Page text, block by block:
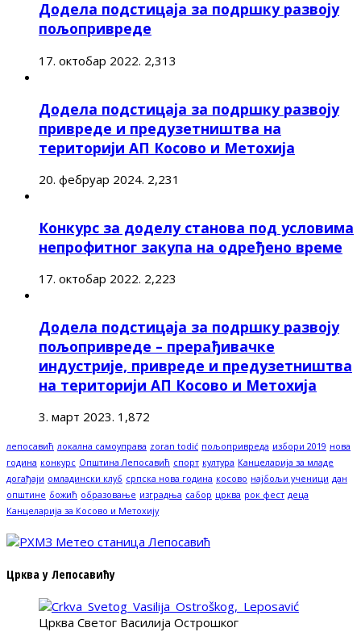
Додела подстицаја за подршку развоју
пољопривреде
17. октобар 2022. 2,313
Додела подстицаја за подршку развоју
привреде и предузетништва на
територији АП Косово и Метохија
20. фебруар 2024. 2,231
Конкурс за доделу станова под условима
непрофитног закупа на одређено време
17. октобар 2022. 2,223
Додела подстицаја за подршку развоју
пољопривреде – прерађивачке
индустрије, привреде и предузетништва
на територији АП Косово и Метохија
3. март 2023. 1,872
лепосавић локална самоуправа zoran todić пољопривреда избори 2019 нова
година конкурс Општина Лепосавић спорт култура Канцеларија за младе
догађаји омладински клуб српска нова година косово најбољи ученици дан
општине божић образовање изградња сабор црква рок фест деца
Канцеларија за Косово и Метохију
Црква у Лепосавићу
Црква Светог Василија Острошког